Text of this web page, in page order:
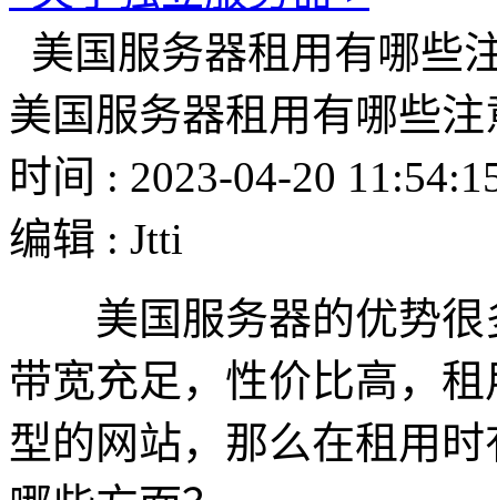
美国服务器租用有哪些
美国服务器租用有哪些注
时间 : 2023-04-20
编辑 : Jtti
美国服务器的优势很
带宽充足，性价比高，
型的网站，那么在租用